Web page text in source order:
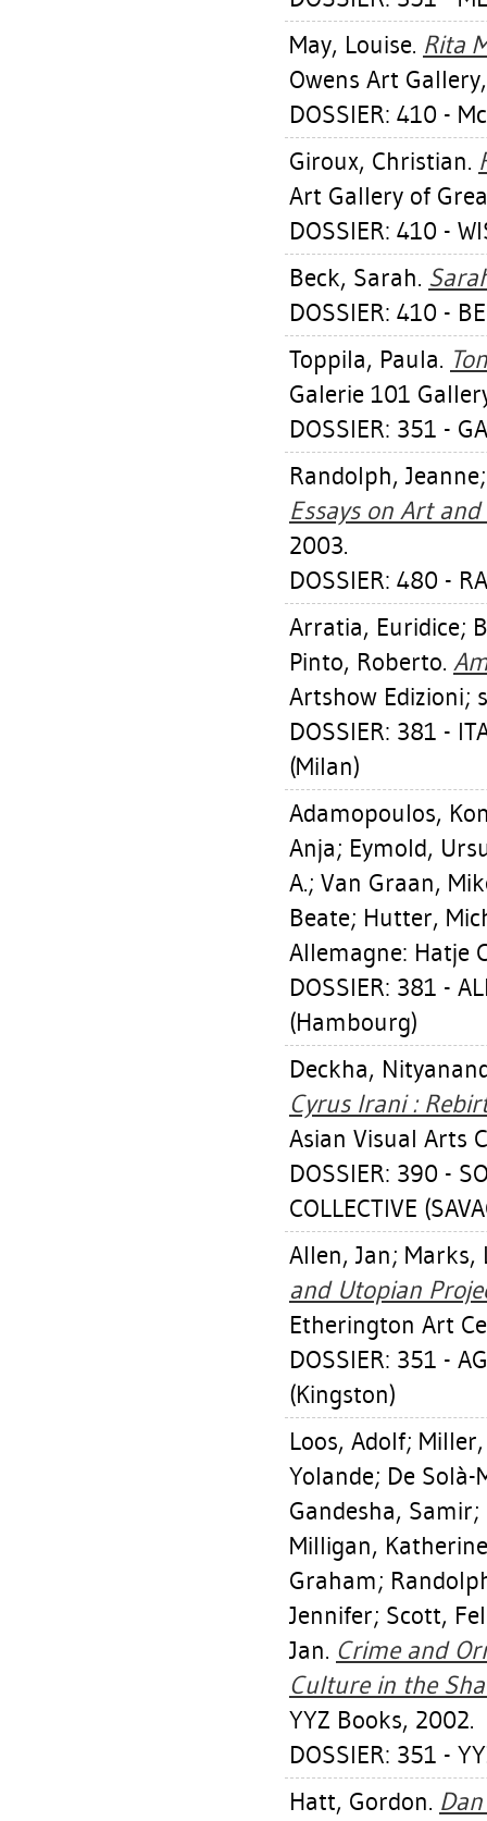
May, Louise. Rita
Owens Art
DOSSIER: 410 -
Giroux, Christian.
Art Gallery of
DOSSIER: 410 -
Beck, Sarah.
DOSSIER: 410 -
Toppila, Paula.
Galerie 101
DOSSIER: 351 -
Randolph, Jeanne
Essays on Art and
2003.
DOSSIER: 480 -
Arratia, Euridice;
Pinto, Roberto.
Artshow Edizioni;
DOSSIER: 381 -
(Milan)
Adamopoulos,
Anja; Eymold,
A.; Van Graan,
Beate; Hutter,
Allemagne: Hatje
DOSSIER: 381 -
(Hambourg)
Deckha,
Cyrus Irani :
Asian Visual Arts
DOSSIER: 390 -
COLLECTIVE
Allen, Jan; Marks,
and Utopian
Etherington Art
DOSSIER: 351 -
(Kingston)
Loos, Adolf;
Yolande; De Solà-
Gandesha, Samir;
Milligan, Katherine
Graham;
Jennifer; Scott,
Jan. Crime and
Culture in the
YYZ Books, 2002.
DOSSIER: 351 -
Hatt, Gordon.